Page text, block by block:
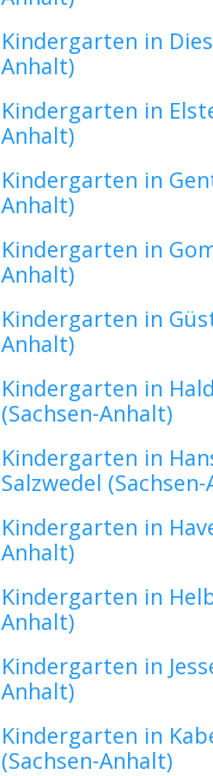
Kindergarten in
Anhalt)
Kindergarten in
Anhalt)
Kindergarten in
Anhalt)
Kindergarten in
Anhalt)
Kindergarten in
Anhalt)
Kindergarten in
(Sachsen-Anhalt)
Kindergarten in
Salzwedel
Kindergarten in
Anhalt)
Kindergarten in
Anhalt)
Kindergarten in
Anhalt)
Kindergarten in
(Sachsen-Anhalt)